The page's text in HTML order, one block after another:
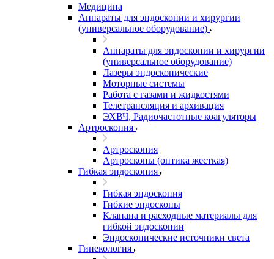
Медицина
Аппараты для эндоскопии и хирургии
(универсальное оборудование)
Аппараты для эндоскопии и хирургии
(универсальное оборудование)
Лазеры эндоскопические
Моторные системы
Работа с газами и жидкостями
Телетрансляция и архивация
ЭХВЧ, Радиочастотные коагуляторы
Артроскопия
Артроскопия
Артроскопы (оптика жесткая)
Гибкая эндоскопия
Гибкая эндоскопия
Гибкие эндоскопы
Клапана и расходные материалы для
гибкой эндоскопии
Эндоскопические источники света
Гинекология